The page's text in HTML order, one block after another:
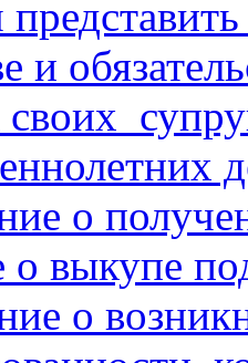
и
своих
о
о выкупе
о